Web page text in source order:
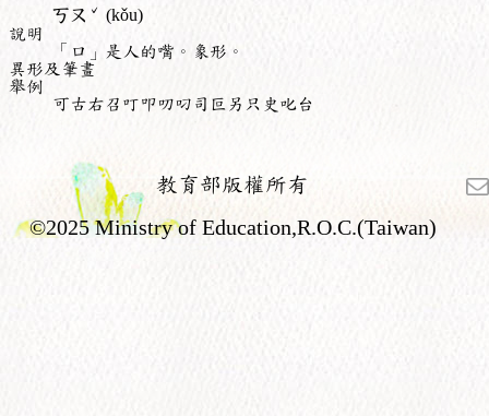
ㄎㄡ ˇ (kǒu)
說明
「口」是人的嘴。象形。
異形及筆畫
舉例
可古右召叮叩叨叼司叵另只史叱台
教育部版權所有
©2025 Ministry of Education,R.O.C.(Taiwan)